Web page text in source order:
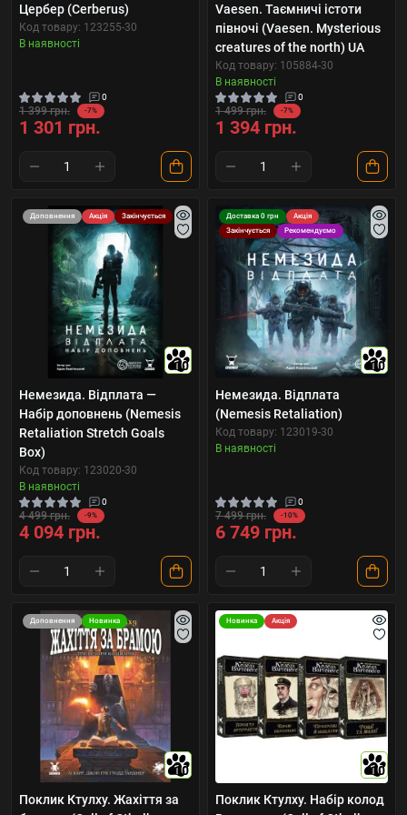
Цербер (Cerberus)
Код товару: 123255-30
В наявності
0
1 399 грн. -7%
1 301 грн.
Vaesen. Таємничі істоти
півночі (Vaesen. Mysterious
creatures of the north) UA
Код товару: 105884-30
В наявності
0
1 499 грн. -7%
1 394 грн.
Доповнення Акція Закінчується
10
Немезида. Відплата —
Набір доповнень (Nemesis
Retaliation Stretch Goals
Box)
Код товару: 123020-30
В наявності
0
4 499 грн. -9%
4 094 грн.
Доставка 0 грн
Акція
Закінчується
Рекомендуємо
10
Немезида. Відплата
(Nemesis Retaliation)
Код товару: 123019-30
В наявності
0
7 499 грн. -10%
6 749 грн.
Доповнення Новинка
10
Поклик Ктулху. Жахіття за
Новинка Акція
10
Поклик Ктулху. Набір колод